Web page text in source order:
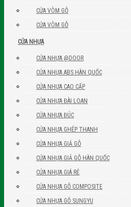
CỬA VÒM GỖ
CỬA VÒM GỖ
CỬA NHỰA
CỬA NHỰA @DOOR
CỬA NHỰA ABS HÀN QUỐC
CỬA NHỰA CAO CẤP
CỬA NHỰA ĐÀI LOAN
CỬA NHỰA ĐÚC
CỬA NHỰA GHÉP THANH
CỬA NHỰA GIẢ GỖ
CỬA NHỰA GIẢ GỖ HÀN QUỐC
CỬA NHỰA GIÁ RẺ
CỬA NHỰA GỖ COMPOSITE
CỬA NHỰA GỖ SUNGYU